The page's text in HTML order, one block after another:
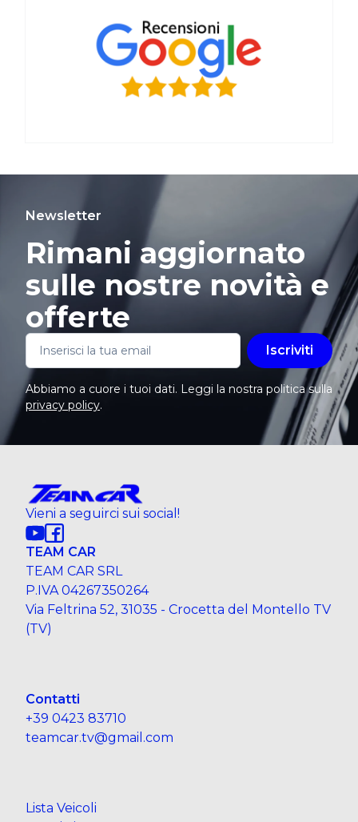
Newsletter
Rimani aggiornato
sulle nostre novità e
offerte
Iscriviti
Abbiamo a cuore i tuoi dati. Leggi la nostra politica sulla
privacy policy.
Vieni a seguirci sui social!
TEAM CAR
TEAM CAR SRL
P.IVA 04267350264
Via Feltrina 52, 31035 - Crocetta del Montello TV
(TV)
Contatti
+39 0423 83710
teamcar.tv@gmail.com
Lista Veicoli